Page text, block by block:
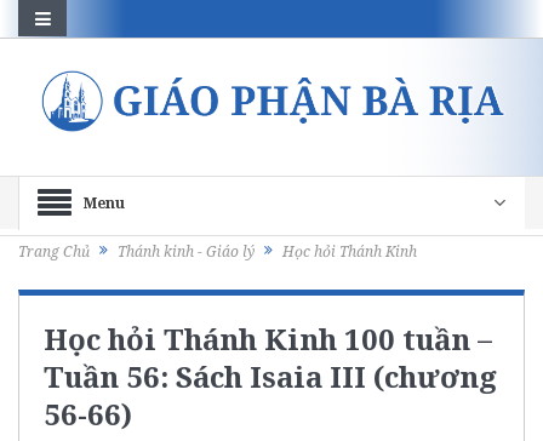
Menu
Trang Chủ Thánh kinh - Giáo lý Học hỏi Thánh Kinh
Học hỏi Thánh Kinh 100 tuần –
Tuần 56: Sách Isaia III (chương
56-66)